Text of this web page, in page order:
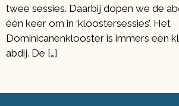
twee sessies. Daarbij dopen we de
één keer om in ‘kloostersessies’. Het
Dominicanenklooster is immers een
abdij. De […]